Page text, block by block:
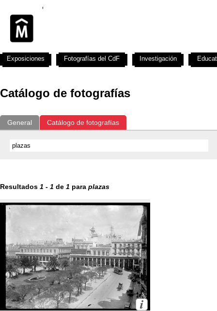
Catálogo de fotografías
General Catálogo de fotografías
Resultados 1 - 1 de 1 para plazas
Exposiciones Fotografías del CdF Investigación